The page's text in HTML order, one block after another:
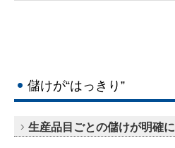
儲けが“はっきり”
生産品目ごとの儲けが明確に